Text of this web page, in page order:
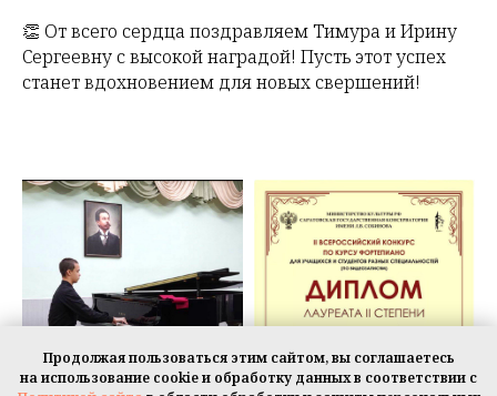
Продолжая пользоваться этим сайтом, вы соглашаетесь
на использование cookie и обработку данных в соответствии с
👏 От всего сердца поздравляем Тимура и Ирину
Сергеевну с высокой наградой! Пусть этот успех
станет вдохновением для новых свершений!